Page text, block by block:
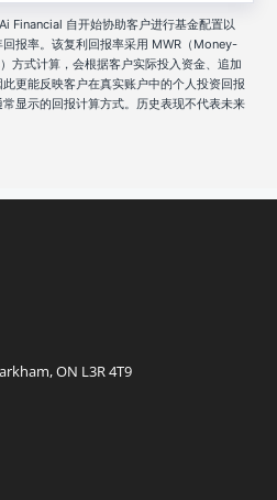
Financial 自开始协助客户进行基金配置以
报率。该复利回报率采用 MWR（Money-
方式计算，会根据客户实际投入资金、追加
更能反映客户在真实账户中的个人投资回报
显示的回报计算方式。历史表现不代表未来
ON L3R 4T9